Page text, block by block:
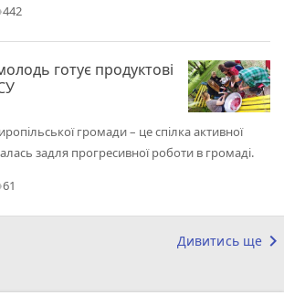
442
готує продуктові
громади – це спілка активної
задля прогресивної роботи в громаді.
61
Дивитись ще keyboard_arrow_right